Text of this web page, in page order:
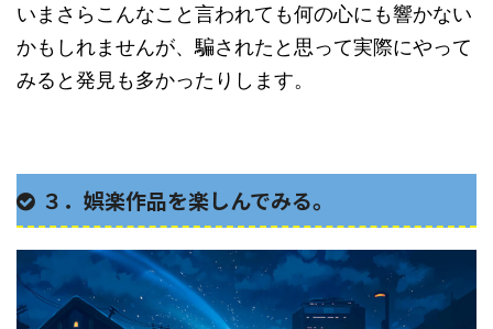
いまさらこんなこと言われても何の心にも響かない
かもしれませんが、騙されたと思って実際にやって
みると発見も多かったりします。
３．娯楽作品を楽しんでみる。